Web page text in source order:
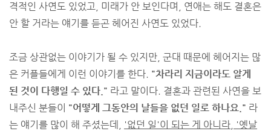
격적인 사연도 있었고, 미래가 안 보인다며, 연애는 해도 결혼은
안 할 거라는 얘기를 듣곤 헤어진 사연도 있었다.
조금 상관없는 이야기가 될 수 있지만, 군대 때문에 헤어지는 많
은 커플들에게 이런 이야기를 한다. "차라리 지금이라도 알게
된 것이 다행일 수 있다." 라고 말이다. 결혼과 관련된 사연을 보
내주신 분들이 "어떻게 그동안의 날들을 없던 일로 하나요." 라
는 얘기를 많이 해 주셨는데,
'없던 일'이 되는 게 아니라, '옛날